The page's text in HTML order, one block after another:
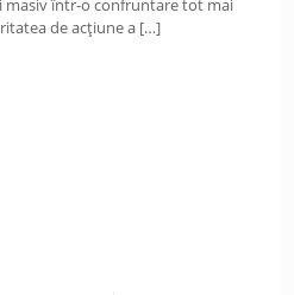
masiv într-o confruntare tot mai
de acțiune a […]